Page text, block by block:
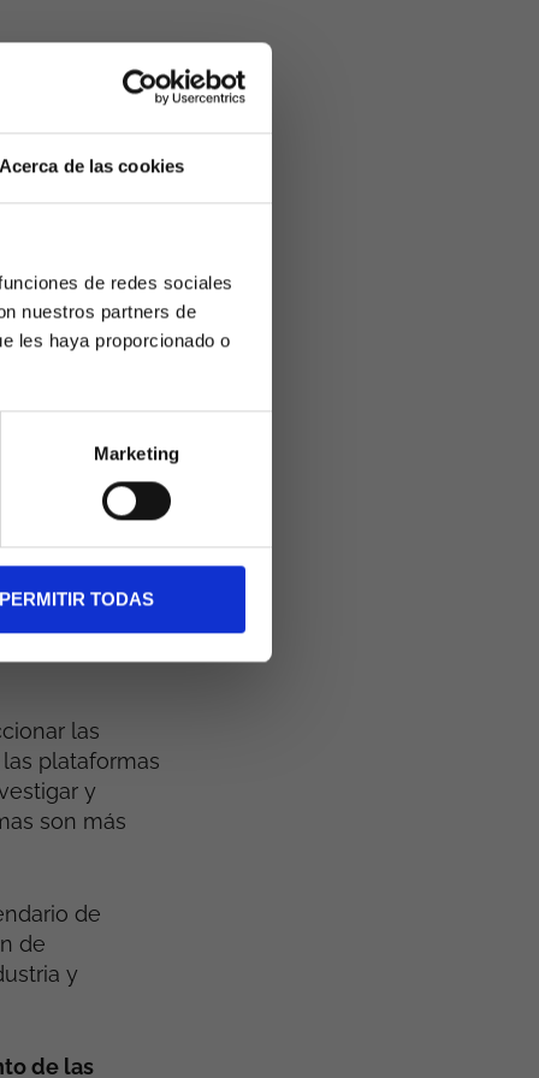
Acerca de las cookies
de redes sociales
nuestros partners de
les haya proporcionado o
Marketing
PERMITIR TODAS
puede
que
pero con la
se desean
incluir
o mejorar
las
plataformas
y
son más
de
de
y
de las